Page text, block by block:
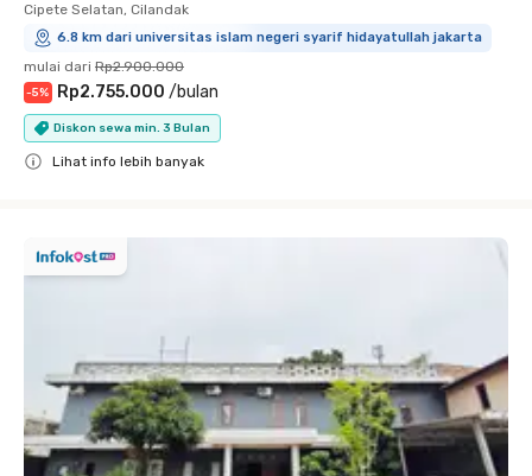
Cipete Selatan, Cilandak
6.8 km dari universitas islam negeri syarif hidayatullah jakarta
mulai dari Rp2.900.000
-5% Rp2.755.000 /bulan
Diskon sewa min. 3 Bulan
Lihat info lebih banyak